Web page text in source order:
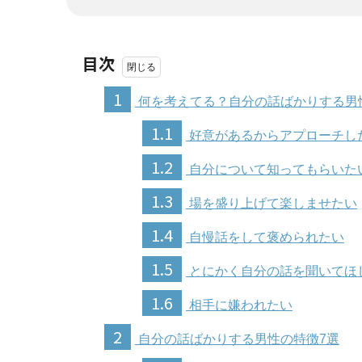
目次
1
何を考えてる？自分の話ばかりする男
1.1 好意があるからアプローチし
1.2 自分について知ってもらいた
1.3 場を盛り上げて楽しませたい
1.4 自慢話をして褒められたい
1.5 とにかく自分の話を聞いてほ
1.6 相手に嫌われたい
2 自分の話ばかりする男性の特徴7選